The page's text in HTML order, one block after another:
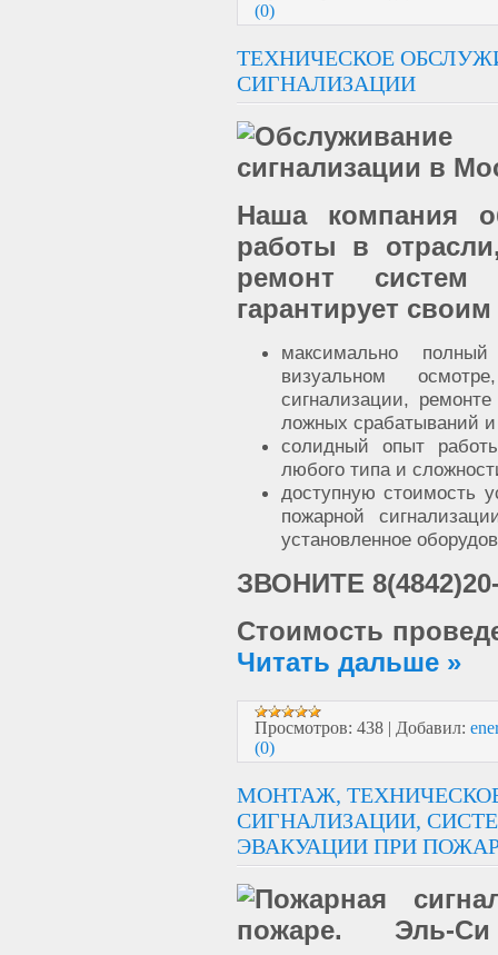
(0)
ТЕХНИЧЕСКОЕ
СИГНАЛИЗАЦИИ
Наша компания
работы в
ремонт систем
гарантирует
максимально
визуальном
сигнализации,
ложных срабатываний
солидный опыт
любого типа и
доступную стоимость
пожарной
установленное
ЗВОНИТЕ
Стоимость
Читать дальше »
Просмотров: 438 | Добавил:
(0)
МОНТАЖ,
СИГНАЛИЗАЦИИ,
ЭВАКУАЦИИ ПРИ